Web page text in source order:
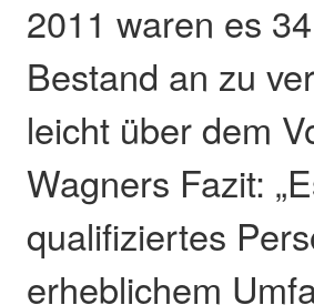
2011 waren es
Bestand an zu
leicht über dem
Wagners Fazit:
qualifiziertes
erheblichem